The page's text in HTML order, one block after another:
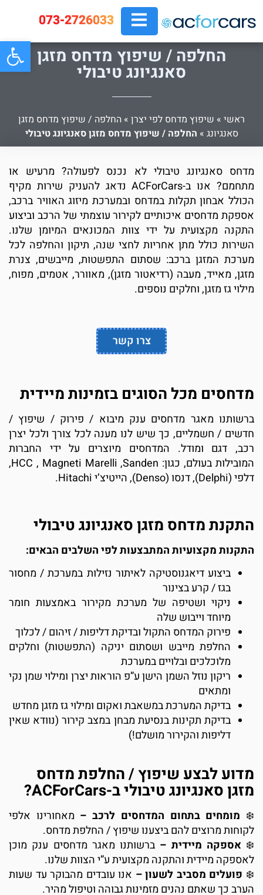
073-2726033
החלפה / שיפוץ מדחס מזגן
סאנגיונג טיבולי
ראשי » שיפוץ מדחס לפי יצרן » החלפה / שיפוץ מדחס מזגן
סאנגיונג » החלפה / שיפוץ מדחס מזגן סאנגיונג טיבולי
מדחס סאנגיונג טיבולי לא נכנס לפעולה? מרעיש או
מתחמם? אנו ב-ACForCars נדאג להעניק שירות מקיף
הכולל אבחון תקלות במדחס ובמערכת מיזוג האוויר ברכב,
אספקת מדחסים איכותיים לקירור עוצמתי של הרכב וביצוע
התקנה מקצועית על ידי צוות המכונאים המיומן שלנו.
השירות כולל מתן אחריות לחצי שנה, תיקון והחלפה לכל
מערכת המזגן ברכב: שסתום התפשטות, מייבשים, צנרת
מזגן, מאייד, מעבה (רדיאטור מזגן), מאוורר, אטמים, מפוח,
מילוי גז מזגן, וחלקים נוספים.
צרו קשר
מדחסים מכל הסוגים בזמינות מיידית
ברשותנו מאגר מדחסים ענק מיבוא / פירוק / שיפוץ /
חדשים / חשמליים, כך שיש לנו מענה לכל צורך ולכל יצרן
רכב, דגם ומודל. המדחסים מיוצרים על ידי החברות
המובילות בעולם, כגון: HCC , Magneti Marelli ,Sanden,
דלפי (Delphi), דנסו (Denso), הייטיצ’י Hitachi.
התקנת מדחס מזגן סאנגיונג טיבולי
התקנות מקצועיות המתבצעות לפי השלבים הבאים:
ביצוע דיאגנוסטיקה לאיתור נזילות במערכת / מחסור
בגז / קרע בצינור
ניקוי ושטיפה של מערכת מקירור באמצעות חומר
מיוחד וייבוש שלה
פירוק המדחס התקול ובדיקת דליפות / זיהום / לכלוך
החלפת מייבש ושסתום יניקה (התפשטות) וחלקים
מלוכלכים ובלויים במערכת
ריקון נוזל השמן הישן ע”פ הוראות יצרן ומילוי שמן נקי
ומתאים
בדיקת המערכת במשאבת ואקום ומילוי גז מזגן מחדש
בדיקת תקינות בנסיעת מבחן במצב קירור (נוודא שאין
דליפות והקירור מושלם!)
מדוע לבצע שיפוץ / החלפת מדחס
מזגן סאנגיונג טיבולי ב-ACForCars?
מומחים בתחום המדחסים לרכב – מאחורינו אלפי
לקוחות מרוצים להם ביצענו שיפוץ / החלפת מדחס.
אספקה מיידית – ברשותנו מאגר מדחסים ענק מוכן
לאספקה מיידית והתקנה מקצועית ע”י הצוות שלנו.
פועלים מסביב לשעון – אנו עובדים מהבוקר עד שעות
הערב כך שאתם נהנים מזמינות גבוהה וטיפול מהיר.